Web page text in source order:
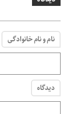
نام و نام خانوادگی
دیدگاه